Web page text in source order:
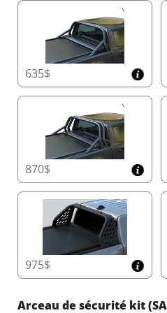
rétrogradée à une
fonctionnelle en moins
panne du moteur. Cela
continue en attendant
éliminant les
En mode manuel, le
sécurité exceptionnelle
verrouillage en
déverrouillage facile à
ou une poignée assure
dans toutes les
froid glacial à la chaleur
Sécurité Renforcée
en Temps Réel
Protégez ce qui compte
capteurs physiques
arrière. Contrairement
conventionnels, ces
instantanément les
domestiques et les
635$
870$
975$
Arceau de sécurité kit